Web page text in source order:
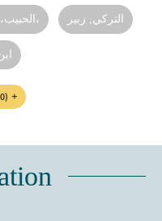
الحبيب، محمد، التركي, زبير